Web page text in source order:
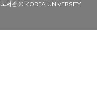
도서관 © KOREA UNIVERSITY